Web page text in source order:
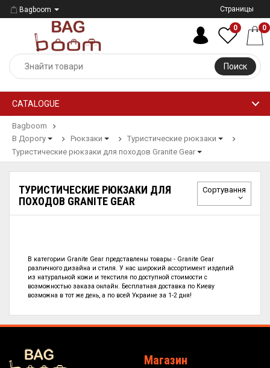
Bagboom Страницы
Поиск
0 0
CATALOGUE
Bagboom
В Дорогу
Рюкзаки
Туристические рюкзаки
Туристические рюкзаки для походов Granite Gear
ТУРИСТИЧЕСКИЕ РЮКЗАКИ ДЛЯ
ПОХОДОВ GRANITE GEAR
Сортування
В категории Granite Gear представлены товары - Granite Gear
различного дизайна и стиля. У нас широкий ассортимент изделий
из натуральной кожи и текстиля по доступной стоимости с
возможностью заказа онлайн. Бесплатная доставка по Киеву
возможна в тот же день, а по всей Украине за 1-2 дня!
Магазин